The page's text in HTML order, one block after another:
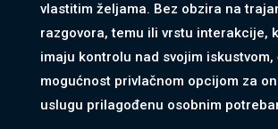
vlastitim željama. Bez obzira na
razgovora, temu ili vrstu interakcije,
imaju kontrolu nad svojim iskustvom,
mogućnost privlačnom opcijom za
uslugu prilagođenu osobnim